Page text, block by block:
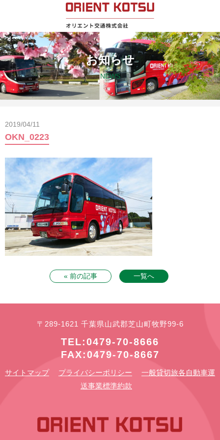
お知らせ
NEWS
2019/04/11
OKN_0223
« 前の記事 一覧へ
〒289-1621 千葉県山武郡芝山町牧野99-6
TEL:0479-70-8666
FAX:0479-70-8667
サイトマップ プライバシーポリシー
一般貸切旅各自動車運
送事業標準約款